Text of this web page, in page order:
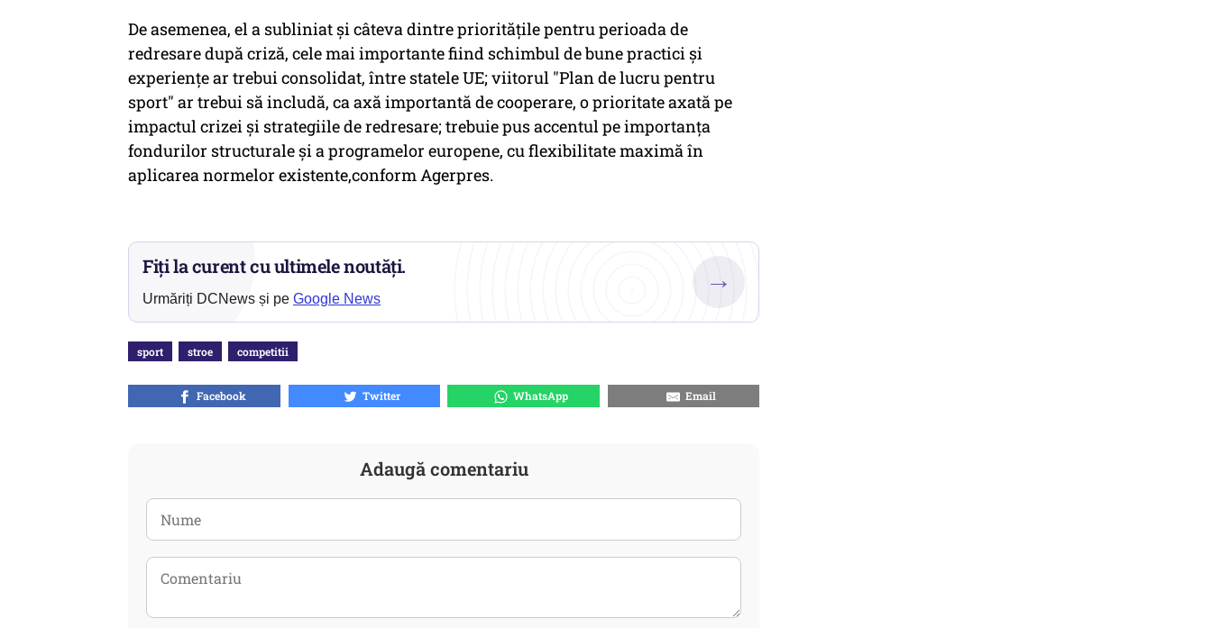
De asemenea, el a subliniat şi câteva dintre priorităţile pentru perioada de
redresare după criză, cele mai importante fiind schimbul de bune practici şi
experienţe ar trebui consolidat, între statele UE; viitorul "Plan de lucru pentru
sport" ar trebui să includă, ca axă importantă de cooperare, o prioritate axată pe
impactul crizei şi strategiile de redresare; trebuie pus accentul pe importanţa
fondurilor structurale şi a programelor europene, cu flexibilitate maximă în
aplicarea normelor existente,conform Agerpres.
Fiți la curent cu ultimele noutăți.
Urmăriți DCNews și pe Google News
→
sport stroe competitii
Facebook Twitter WhatsApp Email
Adaugă comentariu